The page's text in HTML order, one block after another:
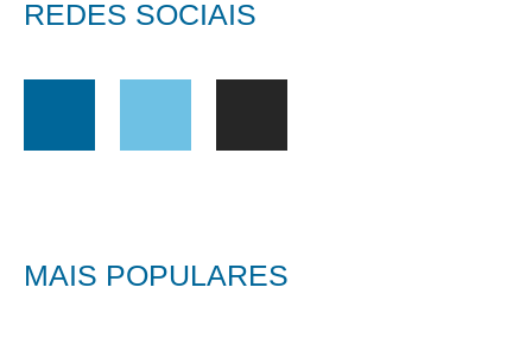
REDES SOCIAIS
MAIS POPULARES